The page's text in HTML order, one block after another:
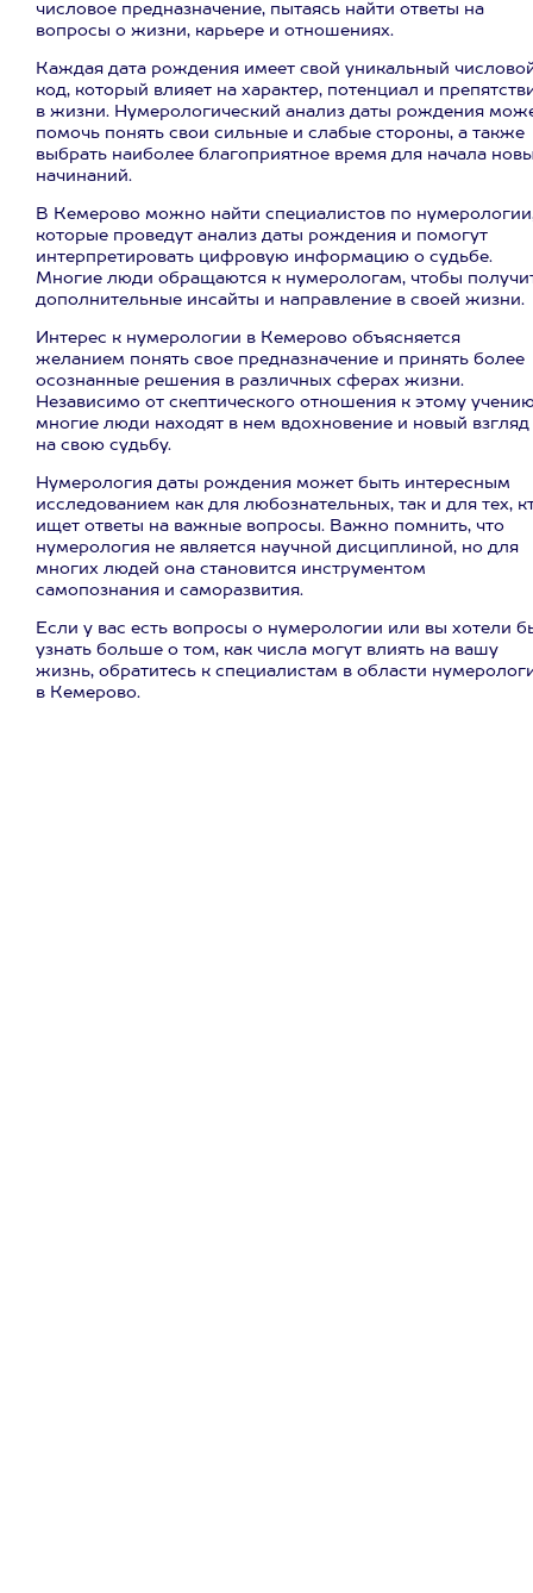
числовое предназначение, пытаясь найти ответы на
вопросы о жизни, карьере и отношениях.
Каждая дата рождения имеет свой уникальный
код, который влияет на характер, потенциал и
в жизни. Нумерологический анализ даты рождения
помочь понять свои сильные и слабые стороны, а также
выбрать наиболее благоприятное время для начала
начинаний.
В Кемерово можно найти специалистов по
которые проведут анализ даты рождения и помогут
интерпретировать цифровую информацию о судьбе.
Многие люди обращаются к нумерологам, чтобы
дополнительные инсайты и направление в своей жизни.
Интерес к нумерологии в Кемерово объясняется
желанием понять свое предназначение и принять более
осознанные решения в различных сферах жизни.
Независимо от скептического отношения к этому
многие люди находят в нем вдохновение и новый взгляд
на свою судьбу.
Нумерология даты рождения может быть интересным
исследованием как для любознательных, так и для тех,
ищет ответы на важные вопросы. Важно помнить, что
нумерология не является научной дисциплиной, но для
многих людей она становится инструментом
самопознания и саморазвития.
Если у вас есть вопросы о нумерологии или вы хотели
узнать больше о том, как числа могут влиять на вашу
жизнь, обратитесь к специалистам в области
в Кемерово.